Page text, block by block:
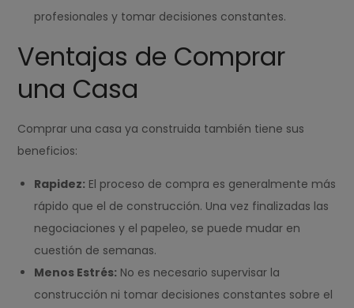
profesionales y tomar decisiones constantes.
Ventajas de Comprar
una Casa
Comprar una casa ya construida también tiene sus
beneficios:
Rapidez: El proceso de compra es generalmente más
rápido que el de construcción. Una vez finalizadas las
negociaciones y el papeleo, se puede mudar en
cuestión de semanas.
Menos Estrés: No es necesario supervisar la
construcción ni tomar decisiones constantes sobre el